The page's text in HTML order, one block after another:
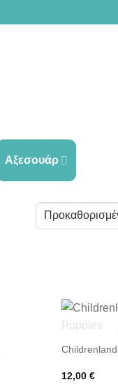
Αξεσουάρ
Childrenland
12,00 €